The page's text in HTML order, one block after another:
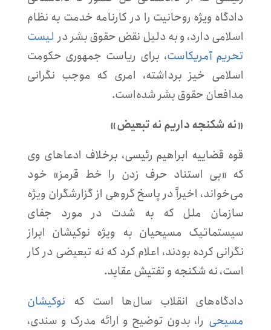
دادگاه ویژه روحانیت را در کارنامه خدمت به نظام
اسلامی دارد، و به دلیل نقض حقوق بشر در لیست
تحریم آمریکاست، برای ریاست جمهوری حکومت
اسلامی خیز برداشته، امری که موجب نگرانی
مدافعان حقوق بشر شده‌است.
«نه شکنجه داریم نه تبعیض»
قوه قضاییه ابراهیم رئیسی، برخلاف ادعاهای وی
که «بی استناد حرف زدن را خط قرمز» خود
می‌خواند، اخیراً در پاسخ گروهی از گزارشگران ویژه
سازمان ملل که به شدت در مورد جفای
سیستماتیک مسیحیان به ویژه نوکیشان ابراز
نگرانی کرده بودند، اعلام کرد که نه تبعیضی در کار
است، نه شکنجه و تفتیش عقاید.
دادگاه‌های انقلاب سال‌ها است که نوکیشان
مسیحی را، بدون توضیح و ارائه مدرک و سندی،